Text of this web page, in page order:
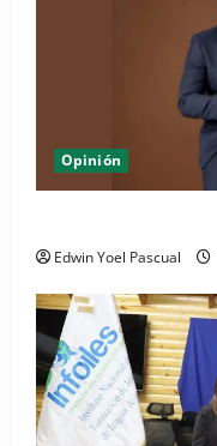
Opinión
Edwin Yoel Pascual